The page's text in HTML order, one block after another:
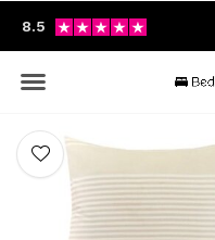
8.5